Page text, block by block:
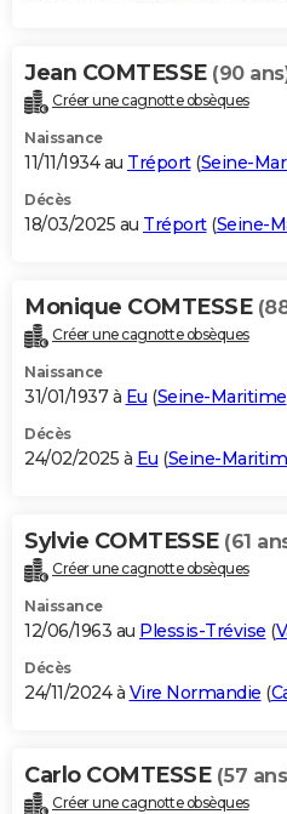
Jean COMTESSE (90
Créer une cagnotte obsèques
Naissance
11/11/1934 au Tréport(Seine-
Décès
18/03/2025 au Tréport(Seine-
Monique COMTESSE
Créer une cagnotte obsèques
Naissance
31/01/1937 à Eu (Seine-Maritime
Décès
24/02/2025 à Eu (Seine-
Sylvie COMTESSE (61
Créer une cagnotte obsèques
Naissance
12/06/1963 au Plessis-Trévise (
Décès
24/11/2024 à Vire Normandie (
Carlo COMTESSE (57
Créer une cagnotte obsèques